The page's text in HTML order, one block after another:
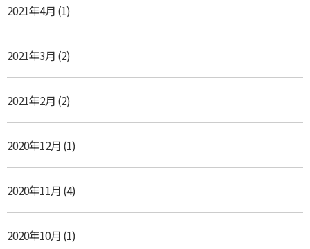
2021年4月 (1)
2021年3月 (2)
2021年2月 (2)
2020年12月 (1)
2020年11月 (4)
2020年10月 (1)